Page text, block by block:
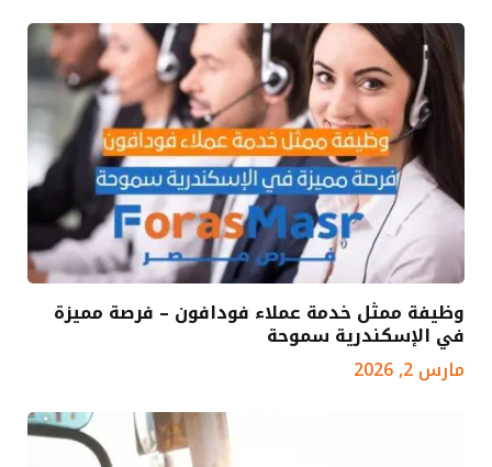
وظيفة ممثل خدمة عملاء فودافون – فرصة مميزة
في الإسكندرية سموحة
مارس 2, 2026